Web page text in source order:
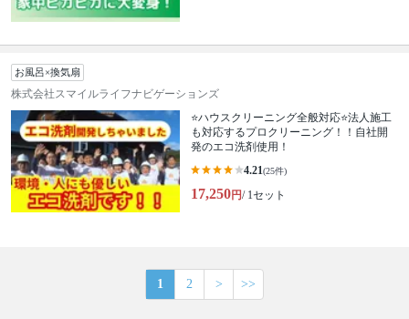
お風呂×換気扇
株式会社スマイルライフナビゲーションズ
⭐ハウスクリーニング全般対応⭐法人施工
も対応するプロクリーニング！！自社開
発のエコ洗剤使用！
4.21(25件)
17,250円/ 1セット
1 2 > >>